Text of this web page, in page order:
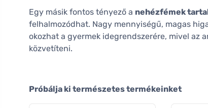
Egy másik fontos tényező a nehézfémek
felhalmozódhat. Nagy mennyiségű, magas
okozhat a gyermek idegrendszerére, mivel az
közvetíteni.
Próbálja ki természetes termékeinket